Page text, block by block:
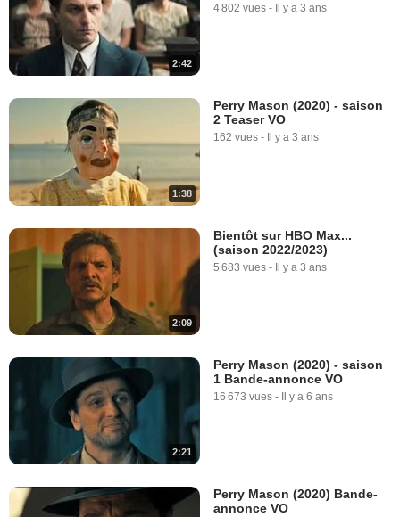
2:42
4 802 vues - Il y a 3 ans
1:38
Perry Mason (2020) - saison
2 Teaser VO
162 vues - Il y a 3 ans
2:09
Bientôt sur HBO Max...
(saison 2022/2023)
5 683 vues - Il y a 3 ans
2:21
Perry Mason (2020) - saison
1 Bande-annonce VO
16 673 vues - Il y a 6 ans
Perry Mason (2020) Bande-
annonce VO